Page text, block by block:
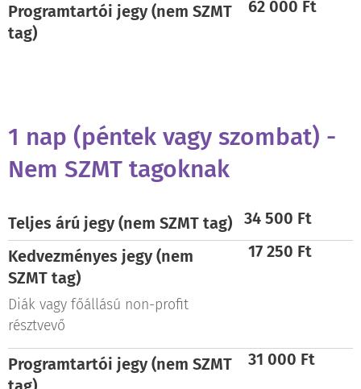
Programtartói jegy (nem SZMT
tag)
62 000 Ft
1 nap (péntek vagy szombat) -
Nem SZMT tagoknak
Teljes árú jegy (nem SZMT tag)
34 500 Ft
Kedvezményes jegy (nem
SZMT tag)
Diák vagy főállású non-profit
résztvevő
17 250 Ft
Programtartói jegy (nem SZMT
31 000 Ft